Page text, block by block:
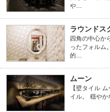
や…
ラウンドス
四角の中心か
ったフォルム
的…
ムーン
【壁タイル
イル。 穏やか